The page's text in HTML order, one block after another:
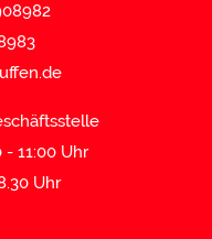
- 11:00 Uhr
Uhr